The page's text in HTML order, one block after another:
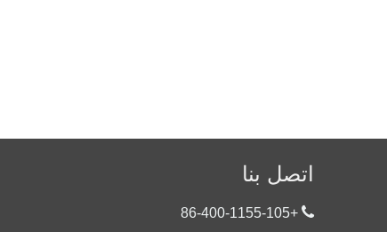
اتصل بنا

+86-400-1155-105